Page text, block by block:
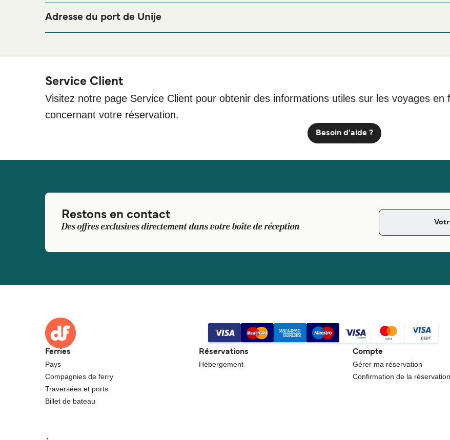
merci de bien vouloir visiter notre page
Adresse du port de Unije
Service Client
Visitez notre page Service Client pour obtenir des informations utiles sur les voyages
concernant votre réservation.
Besoin d'aide ?
Restons en contact
Des offres exclusives directement dans votre boîte de réception
Ferries
Pays
Compagnies de ferry
Traversées et ports
Billet de bateau
Réservations
Hébergement
Compte
Gérer ma réservation
Confirmation de la réservation